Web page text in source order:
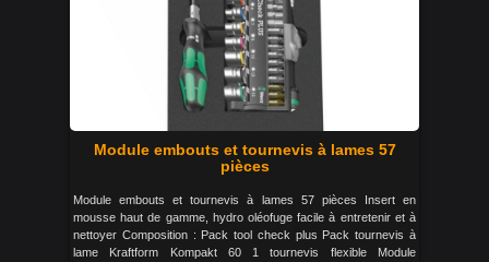
Module embouts et tournevis à lames 57
pièces
Module embouts et tournevis à lames 57 pièces Insert en
mousse haut de gamme, hydro oléofuge facile à entretenir et à
nettoyer Composition : Pack tool check plus Pack tournevis à
lame Kraftform Kompakt 60 1 tournevis flexible Module